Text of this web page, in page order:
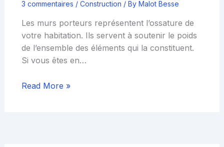
3 commentaires / Construction / By Malot Besse
Les murs porteurs représentent l’ossature de
votre habitation. Ils servent à soutenir le poids
de l’ensemble des éléments qui la constituent.
Si vous êtes en…
Read More »